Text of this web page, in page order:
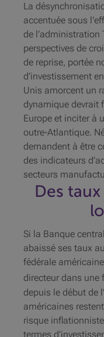
La
accentuée sous
de l’administration
perspectives de
de reprise, portée
d’investissement
Unis amorcent un
dynamique devrait
Europe et inciter à
outre-Atlantique.
demandent à être
des indicateurs
secteurs
Des
Si la Banque
abaissé ses taux
fédérale
directeur dans une
depuis le début de
américaines
risque
termes